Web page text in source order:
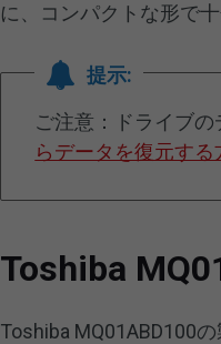
に、コンパクトな形で
提示:
ご注意：ドライブ
らデータを復元する
Toshiba
Toshiba MQ01ABD100